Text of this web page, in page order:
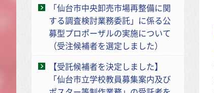
「仙台市中央卸売市場再整備に関
する調査検討業務委託」に係る公
募型プロポーザルの実施について
（受注候補者を選定しました）
【受託候補者を決定しました】
「仙台市立学校教員募集案内及び